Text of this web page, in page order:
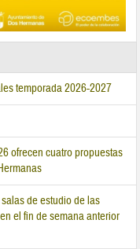
temporada 2026-2027
ofrecen cuatro propuestas
de estudio de las
el fin de semana anterior